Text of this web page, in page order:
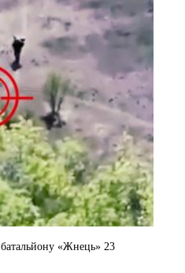
батальйону «Жнець» 23